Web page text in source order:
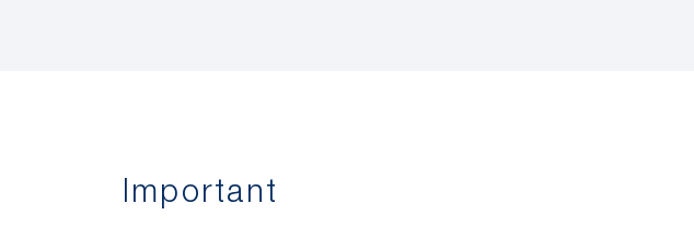
Important